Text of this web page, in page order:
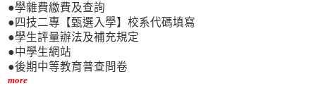
●學雜費繳費及查詢
●四技二專【甄選入學】校系代碼填寫
●學生評量辦法及補充規定
●中學生網站
●後期中等教育普查問卷
more